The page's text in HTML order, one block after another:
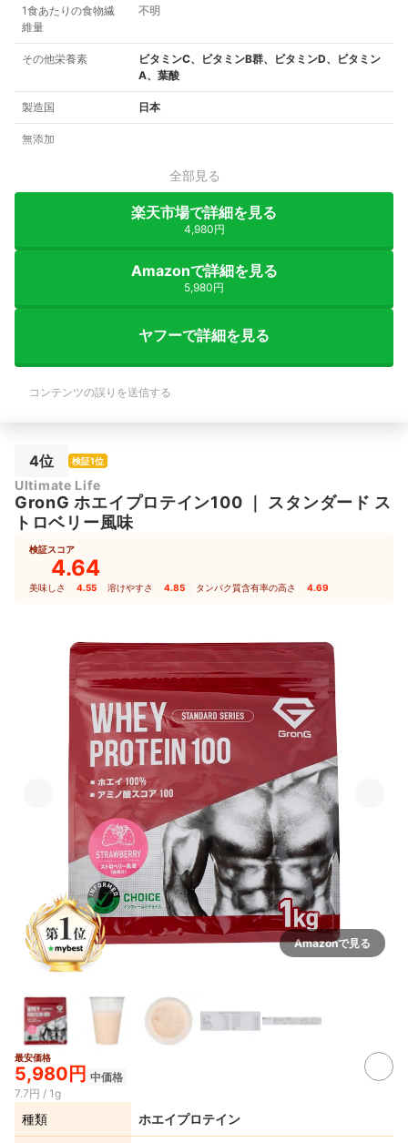
1食あたりの食物繊
維量
不明
その他栄養素
ビタミンC、ビタミンB群、ビタミンD、ビタミン
A、葉酸
製造国 日本
無添加
全部見る
楽天市場で詳細を見る
4,980円
Amazonで詳細を見る
5,980円
ヤフーで詳細を見る
コンテンツの誤りを送信する
4位 検証1位
Ultimate Life
GronG ホエイプロテイン100 ｜ スタンダード ス
トロベリー風味
検証スコア
4.64
美味しさ 4.55 溶けやすさ 4.85 タンパク質含有率の高さ 4.69
Amazonで見る
最安価格
5,980円 中価格
7.7円 / 1g
種類 ホエイプロテイン